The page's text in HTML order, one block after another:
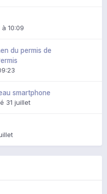
à 10:09
du permis de
smartphone
31 juillet